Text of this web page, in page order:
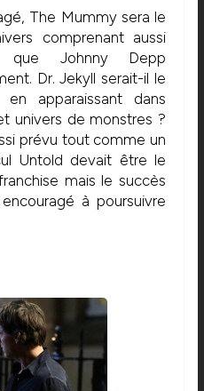
The Mummy sera le
comprenant aussi
que Johnny Depp
Dr. Jekyll serait-il le
en apparaissant dans
univers de monstres ?
prévu tout comme un
Untold devait être le
mais le succès
à poursuivre